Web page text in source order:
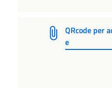
QRcode per
e